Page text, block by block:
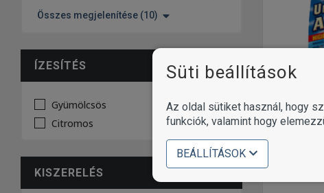
Összes megjelenítése (10)
ÍZESÍTÉS
Gyümölcsös
Citromos
KISZERELÉS
Süti beállítások
Az oldal sütiket használ, hogy
funkciók, valamint hogy
BEÁLLÍTÁSOK